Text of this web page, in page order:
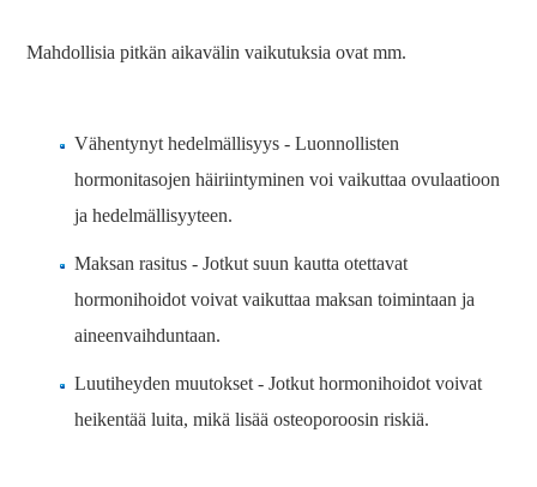
Mahdollisia pitkän aikavälin vaikutuksia ovat mm.
Vähentynyt hedelmällisyys - Luonnollisten
hormonitasojen häiriintyminen voi vaikuttaa ovulaatioon
ja hedelmällisyyteen.
Maksan rasitus - Jotkut suun kautta otettavat
hormonihoidot voivat vaikuttaa maksan toimintaan ja
aineenvaihduntaan.
Luutiheyden muutokset - Jotkut hormonihoidot voivat
heikentää luita, mikä lisää osteoporoosin riskiä.